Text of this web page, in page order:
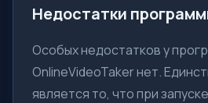
Недостатки
Особых недостатков у
OnlineVideoTaker нет.
является то, что при